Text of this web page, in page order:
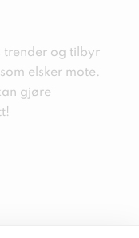
trender og tilbyr
elsker mote.
gjøre